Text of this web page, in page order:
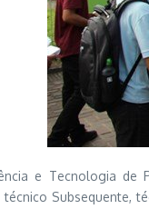
e Tecnologia de
Subsequente,